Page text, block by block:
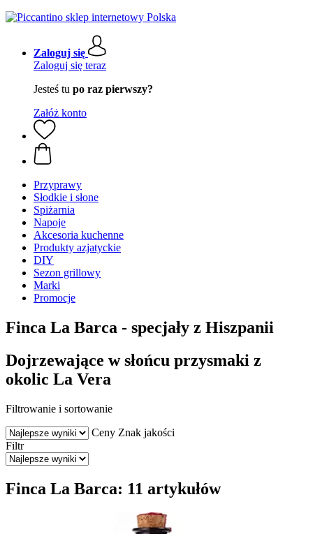
Zaloguj się
Zaloguj się teraz
Jesteś tu po raz pierwszy?
Załóż konto
Przyprawy
Słodkie i słone
Spiżarnia
Napoje
Akcesoria kuchenne
Produkty azjatyckie
DIY
Sezon grillowy
Marki
Promocje
Finca La Barca - specjały z Hiszpanii
Dojrzewające w słońcu przysmaki z
okolic La Vera
Filtrowanie i sortowanie
Ceny Znak jakości
Filtr
Finca La Barca: 11 artykułów